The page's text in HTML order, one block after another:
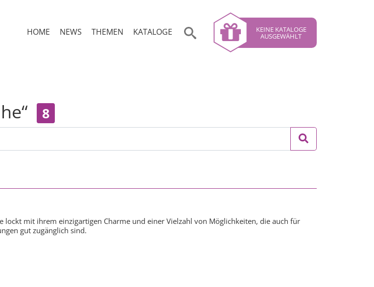
HOME NEWS THEMEN KATALOGE KEINE KATALOGE
AUSGEWÄHLT
8
lockt mit ihrem einzigartigen Charme und einer Vielzahl von Möglichkeiten, die auch für
gut zugänglich sind.